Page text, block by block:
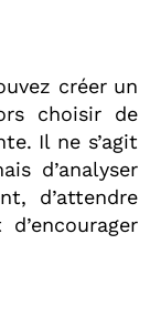
créer un
choisir de
Il ne s’agit
d’analyser
d’attendre